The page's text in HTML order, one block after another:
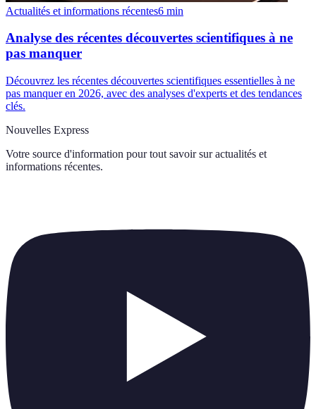
Actualités et informations récentes6 min
Analyse des récentes découvertes scientifiques à ne
pas manquer
Découvrez les récentes découvertes scientifiques essentielles à ne
pas manquer en 2026, avec des analyses d'experts et des tendances
clés.
Nouvelles Express
Votre source d'information pour tout savoir sur actualités et
informations récentes.